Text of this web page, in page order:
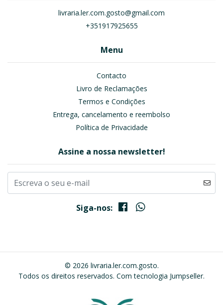
livraria.ler.com.gosto@gmail.com
+351917925655
Menu
Contacto
Livro de Reclamações
Termos e Condições
Entrega, cancelamento e reembolso
Política de Privacidade
Assine a nossa newsletter!
Siga-nos:
© 2026 livraria.ler.com.gosto.
Todos os direitos reservados. Com tecnologia Jumpseller.